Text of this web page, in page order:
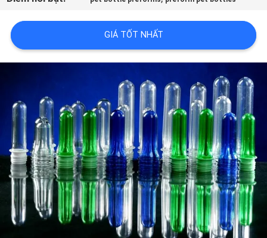
MÁY
KIỂM
SOÁT
CHẤT
LƯỢNG
LIÊN
HỆ
CHÚNG
TÔI
GIÁ TỐT NHẤT